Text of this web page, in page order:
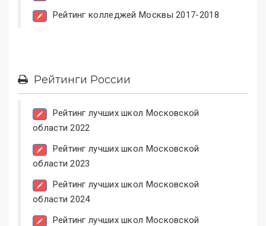
Рейтинг колледжей Москвы 2017-2018
Рейтинги России
Рейтинг лучших школ Московской
области 2022
Рейтинг лучших школ Московской
области 2023
Рейтинг лучших школ Московской
области 2024
Рейтинг лучших школ Московской